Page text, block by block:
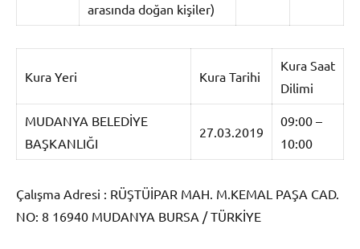
arasında doğan kişiler)
Kura Yeri Kura Tarihi
Kura Saat
Dilimi
MUDANYA BELEDİYE
BAŞKANLIĞI
27.03.2019
09:00 –
10:00
Çalışma Adresi : RÜŞTÜİPAR MAH. M.KEMAL PAŞA CAD.
NO: 8 16940 MUDANYA BURSA / TÜRKİYE